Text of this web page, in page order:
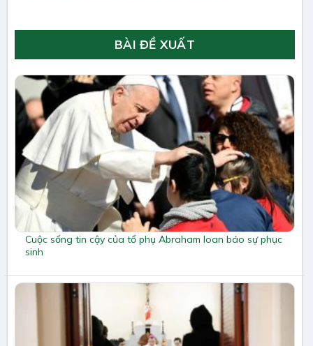
BÀI ĐỀ XUẤT
Cuộc sống tin cậy của tổ phụ Abraham loan báo sự phục
sinh